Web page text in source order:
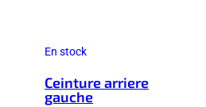
En stock
Ceinture arriere
gauche